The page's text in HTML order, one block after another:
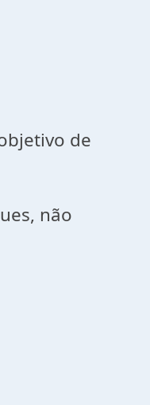
de
não